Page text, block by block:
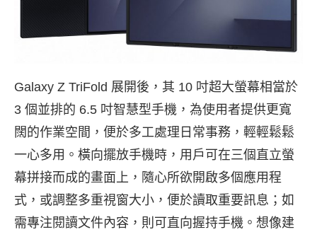
Galaxy Z TriFold 展開後，其 10 吋超大螢幕相當於
3 個並排的 6.5 吋智慧型手機，為使用者提供更寬
闊的作業空間，便於多工處理日常事務，輕輕鬆鬆
一心多用。橫向擺放手機時，用戶可在三個直立螢
幕拼接而成的畫面上，隨心所欲開啟多個應用程
式，或調整多重視窗大小，便於讀取重要訊息；如
需專注閱讀文件內容，則可直向握持手機。想像建